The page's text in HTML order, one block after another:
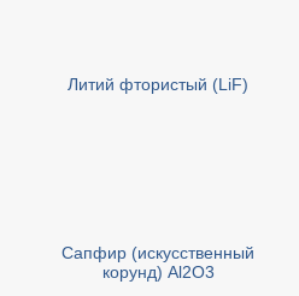
Литий фтористый (LiF)
Сапфир (искусственный
корунд) Al2O3